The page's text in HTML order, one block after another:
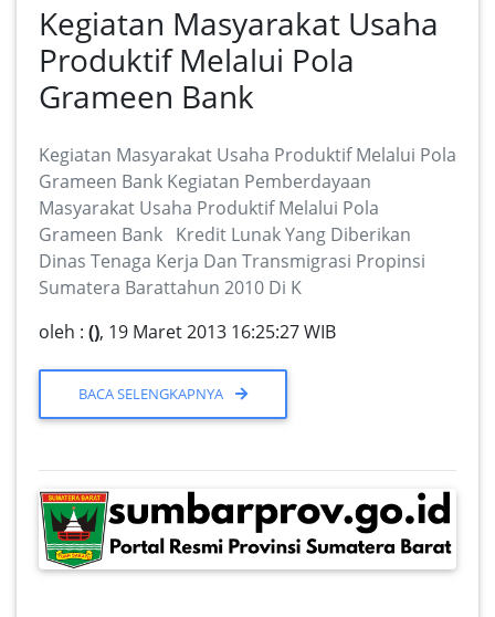
Kegiatan Masyarakat Usaha
Produktif Melalui Pola
Grameen Bank
Kegiatan Masyarakat Usaha Produktif Melalui Pola
Grameen Bank Kegiatan Pemberdayaan
Masyarakat Usaha Produktif Melalui Pola
Grameen Bank Kredit Lunak Yang Diberikan
Dinas Tenaga Kerja Dan Transmigrasi Propinsi
Sumatera Barattahun 2010 Di K
oleh : (), 19 Maret 2013 16:25:27 WIB
BACA SELENGKAPNYA